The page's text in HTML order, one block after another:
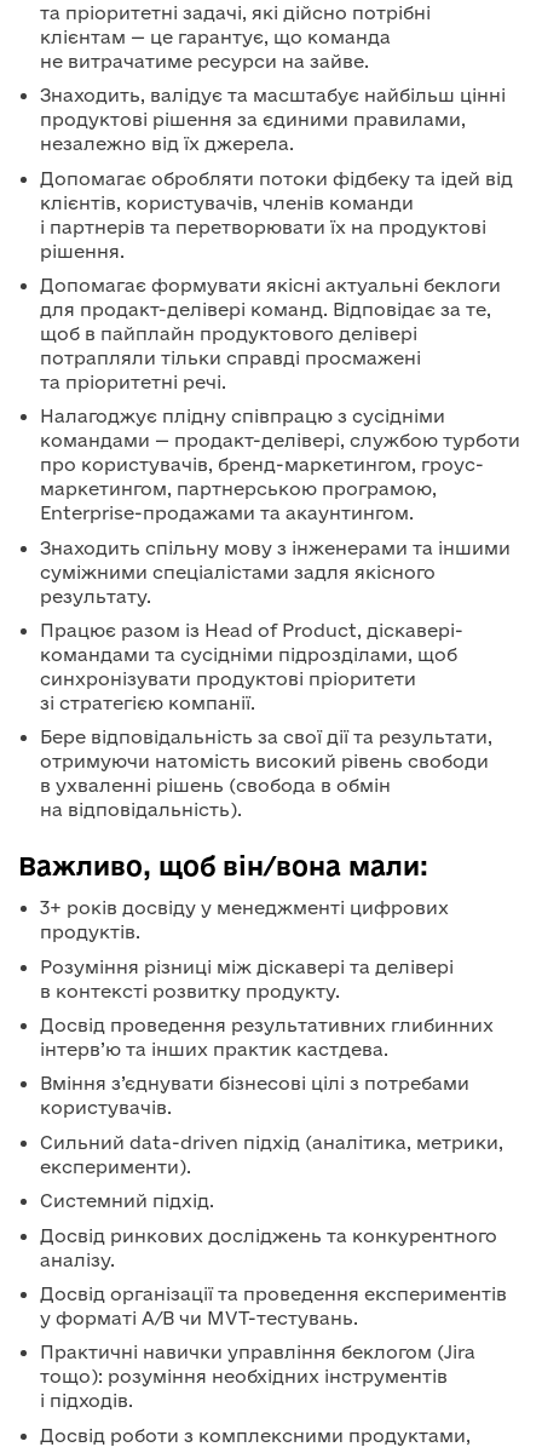
та пріоритетні задачі, які дійсно потрібні
клієнтам — це гарантує, що команда
не витрачатиме ресурси на зайве.
Знаходить, валідує та масштабує найбільш цінні
продуктові рішення за єдиними правилами,
незалежно від їх джерела.
Допомагає обробляти потоки фідбеку та ідей від
клієнтів, користувачів, членів команди
і партнерів та перетворювати їх на продуктові
рішення.
Допомагає формувати якісні актуальні беклоги
для продакт-делівері команд. Відповідає за те,
щоб в пайплайн продуктового делівері
потрапляли тільки справді просмажені
та пріоритетні речі.
Налагоджує плідну співпрацю з сусідніми
командами — продакт-делівері, службою турботи
про користувачів, бренд-маркетингом, гроус-
маркетингом, партнерською програмою,
Enterprise-продажами та акаунтингом.
Знаходить спільну мову з інженерами та іншими
суміжними спеціалістами задля якісного
результату.
Працює разом із Head of Product, діскавері-
командами та сусідніми підрозділами, щоб
синхронізувати продуктові пріоритети
зі стратегією компанії.
Бере відповідальність за свої дії та результати,
отримуючи натомість високий рівень свободи
в ухваленні рішень (свобода в обмін
на відповідальність).
Важливо, щоб він/вона мали:
3+ років досвіду у менеджменті цифрових
продуктів.
Розуміння різниці між діскавері та делівері
в контексті розвитку продукту.
Досвід проведення результативних глибинних
інтерв’ю та інших практик кастдева.
Вміння з’єднувати бізнесові цілі з потребами
користувачів.
Сильний data-driven підхід (аналітика, метрики,
експерименти).
Системний підхід.
Досвід ринкових досліджень та конкурентного
аналізу.
Досвід організації та проведення експериментів
у форматі A/B чи MVT-тестувань.
Практичні навички управління беклогом (Jira
тощо): розуміння необхідних інструментів
і підходів.
Досвід роботи з комплексними продуктами,